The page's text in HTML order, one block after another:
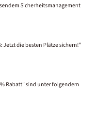
Sicherheitsmanagement
die besten Plätze sichern!"
Rabatt" sind unter folgendem